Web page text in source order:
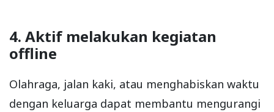
4. Aktif melakukan kegiatan
offline
Olahraga, jalan kaki, atau menghabiskan waktu
dengan keluarga dapat membantu mengurangi